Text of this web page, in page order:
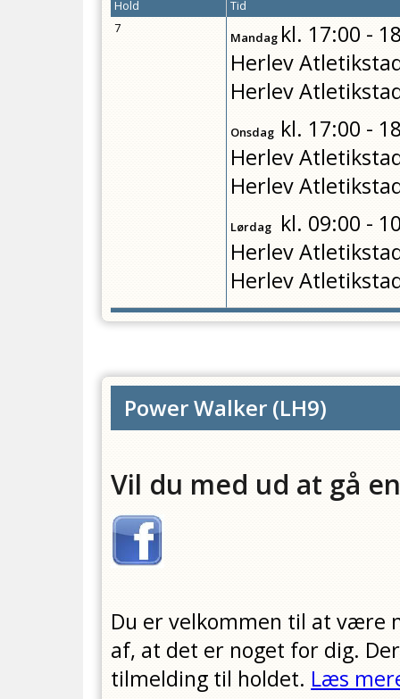
Hold
Tid
7
Mandagkl. 17:00 -
Herlev
Herlev
Onsdag kl. 17:00 -
Herlev
Herlev
Lørdag kl. 09:00 -
Herlev
Herlev
Power Walker (LH9)
Vil du med ud at gå
Du er velkommen til at være
af, at det er noget for dig.
tilmelding til holdet. Læs